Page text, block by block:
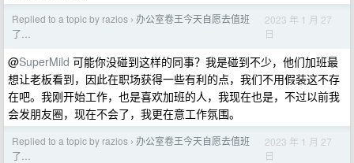
Replied to a topic by razios › 办公室卷王今天自愿去值班
了…
2023 年 1 月 27
日
@SuperMild 可能你没碰到这样的同事？我是碰到不少，他们加班最
想让老板看到，因此在职场获得一些有利的点，我们不用假装这不存
在吧。我刚开始工作，也是喜欢加班的人，我现在也是，不过以前我
会发朋友圈，现在不会了，我更在意工作氛围。
Replied to a topic by razios › 办公室卷王今天自愿去值班
了…
2023 年 1 月 27
日